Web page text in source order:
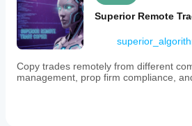
Superior Remote
Copy trades remotely from different
management, prop firm compliance,